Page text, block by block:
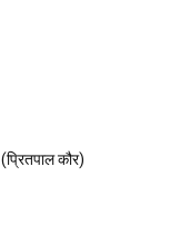
कौर)